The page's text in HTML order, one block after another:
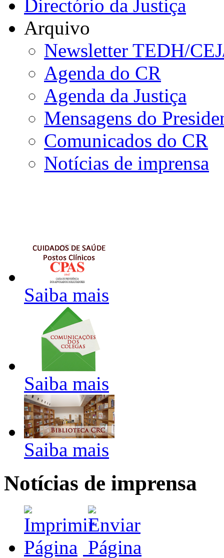
Directório da Justiça
Arquivo
Newsletter TEDH/
Agenda do CR
Agenda da Justiça
Mensagens do
Comunicados do CR
Notícias de imprensa
Saiba mais
Saiba mais
Saiba mais
Notícias de imprensa